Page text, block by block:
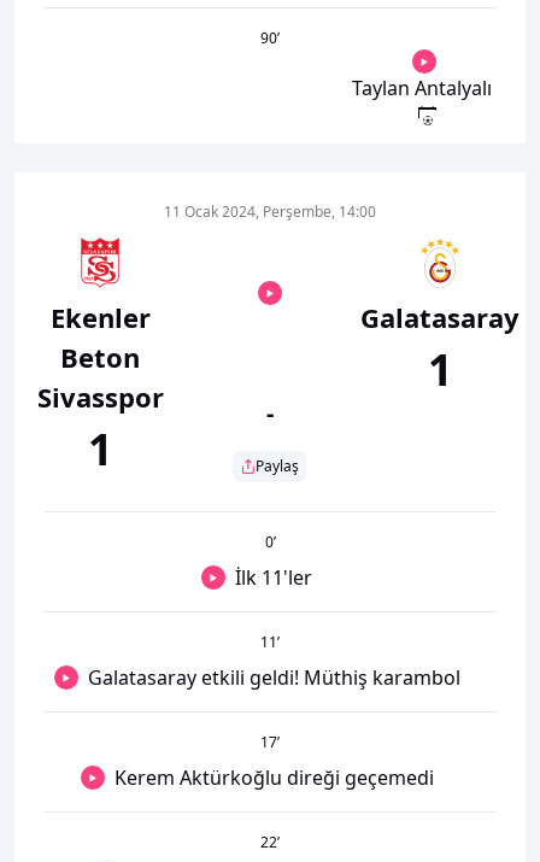
90’
Taylan Antalyalı
Ekenler
Beton
Sivasspor
1
11 Ocak 2024, Perşembe, 14:00
-
Paylaş
Galatasaray
1
0’
İlk 11'ler
11’
Galatasaray etkili geldi! Müthiş karambol
17’
Kerem Aktürkoğlu direği geçemedi
22’